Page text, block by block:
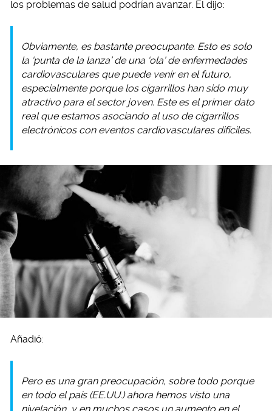
los problemas de salud podrían avanzar. Él dijo:
Obviamente, es bastante preocupante. Esto es solo
la ‘punta de la lanza’ de una ‘ola’ de enfermedades
cardiovasculares que puede venir en el futuro,
especialmente porque los cigarrillos han sido muy
atractivo para el sector joven. Este es el primer dato
real que estamos asociando al uso de cigarrillos
electrónicos con eventos cardiovasculares difíciles.
Añadió:
Pero es una gran preocupación, sobre todo porque
en todo el país (EE.UU.) ahora hemos visto una